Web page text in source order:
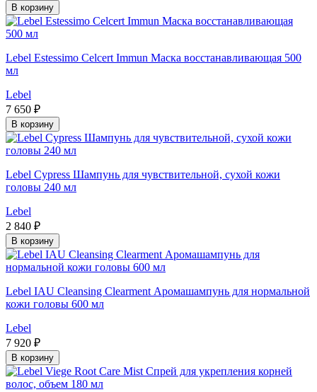
В корзину
Lebel Estessimo Celcert Immun Маска восстанавливающая 500
мл
Lebel
7 650 ₽
В корзину
Lebel Cypress Шампунь для чувствительной, сухой кожи
головы 240 мл
Lebel
2 840 ₽
В корзину
Lebel IAU Cleansing Clearment Аромашампунь для нормальной
кожи головы 600 мл
Lebel
7 920 ₽
В корзину